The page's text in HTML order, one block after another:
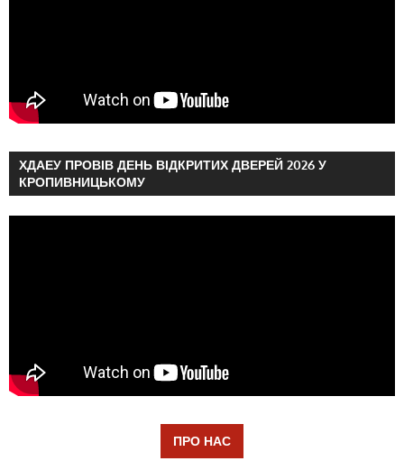
ХДАЕУ ПРОВІВ ДЕНЬ ВІДКРИТИХ ДВЕРЕЙ 2026 У
КРОПИВНИЦЬКОМУ
ПРО НАС